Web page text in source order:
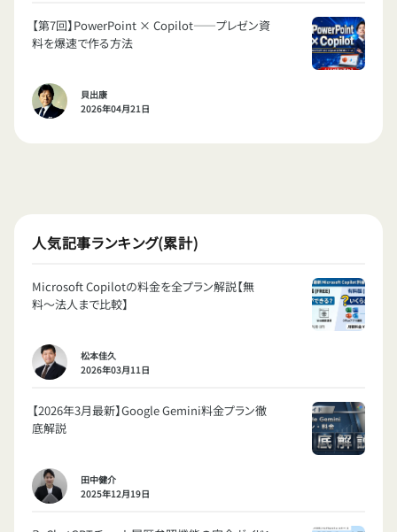
【第7回】PowerPoint × Copilot——プレゼン資
料を爆速で作る方法
貝出康
2026年04月21日
人気記事ランキング(累計)
Microsoft Copilotの料金を全プラン解説【無
料〜法人まで比較】
松本佳久
2026年03月11日
【2026年3月最新】Google Gemini料金プラン徹
底解説
田中健介
2025年12月19日